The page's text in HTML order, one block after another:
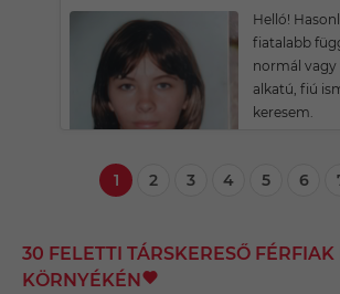
Helló!
fiatalabb
normál vagy
alkatú, fiú
keresem.
1 2 3 4 5 6
30 FELETTI TÁRSKERESŐ
KÖRNYÉKÉN